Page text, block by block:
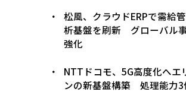
松風、クラウドERPで需給
析基盤を刷新 グローバル
強化
NTTドコモ、5G高度化へエ
ンの新基盤構築 処理能力3